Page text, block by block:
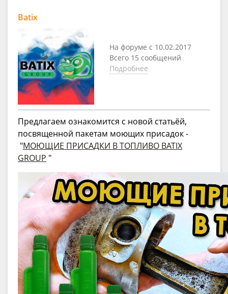
Batix
На форуме с 10.02.2017
Всего 15 сообщений
Подробнее
Предлагаем ознакомится с новой статьёй,
посвященной пакетам моющих присадок -
"МОЮЩИЕ ПРИСАДКИ В ТОПЛИВО BATIX
GROUP "